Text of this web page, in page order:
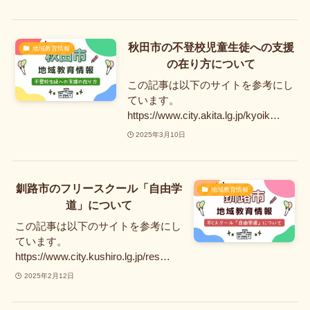
地域教育情報
秋田市の不登校児童生徒への支援
の在り方について
この記事は以下のサイトを参考にし
ています。
https://www.city.akita.lg.jp/kyoik…
2025年3月10日
地域教育情報
釧路市のフリースクール「自由学
道」について
この記事は以下のサイトを参考にし
ています。
https://www.city.kushiro.lg.jp/res…
2025年2月12日